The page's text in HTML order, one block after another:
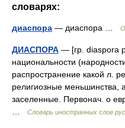
словарях:
диаспора — диаспора …
ДИАСПОРА — [гр. diaspora
национальности
распространение какой л.
религиозные меньшинства,
заселенные. Первонач. о
Словарь иностранных слов